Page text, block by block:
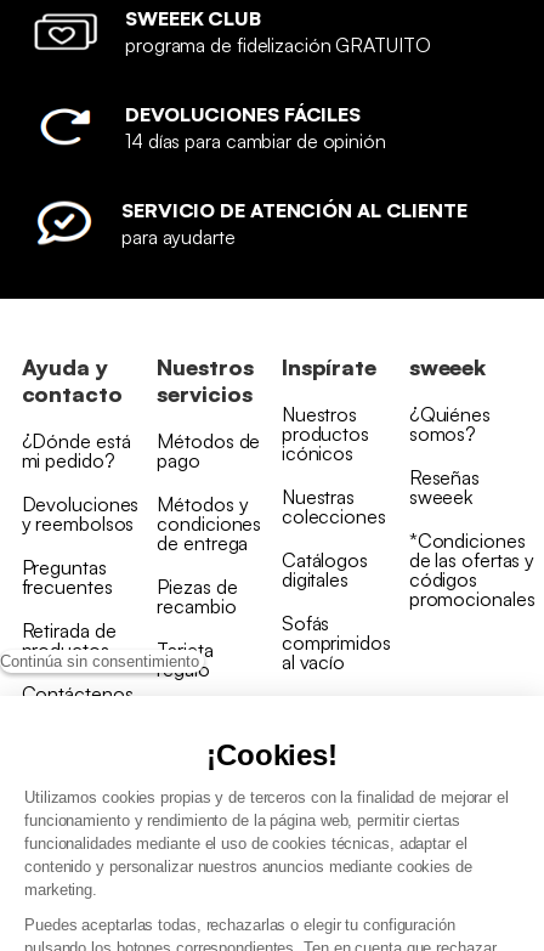
Continúa sin consentimiento
¡Cookies!
Utilizamos cookies propias y de terceros con la finalidad de mejorar el
funcionamiento y rendimiento de la página web, permitir ciertas
funcionalidades mediante el uso de cookies técnicas, adaptar el
contenido y personalizar nuestros anuncios mediante cookies de
marketing.
Puedes aceptarlas todas, rechazarlas o elegir tu configuración
SWEEEK CLUB
programa de fidelización GRATUITO
DEVOLUCIONES FÁCILES
14 días para cambiar de opinión
SERVICIO DE ATENCIÓN AL CLIENTE
para ayudarte
Ayuda y
contacto
¿Dónde está
mi pedido?
Devoluciones
y reembolsos
Preguntas
frecuentes
Retirada de
productos
Contáctenos
Nuestros
servicios
Métodos de
pago
Métodos y
condiciones
de entrega
Piezas de
recambio
Tarjeta
regalo
Inspírate
Nuestros
productos
icónicos
Nuestras
colecciones
Catálogos
digitales
Sofás
comprimidos
al vacío
sweeek
¿Quiénes
somos?
Reseñas
sweeek
*Condiciones
de las ofertas y
códigos
promocionales
Política de gestión de datos personales y cookies